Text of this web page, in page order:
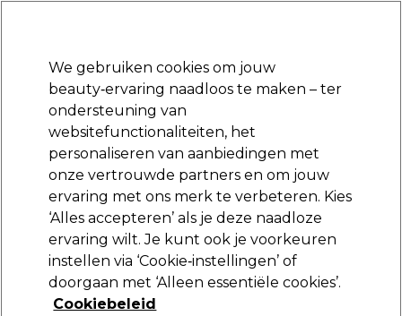
Aanmelden
Merken Deals Haar Elektra
Volgende dag geleverd*
Na verzending, maandag t/m vrijdag
Goldwell
Goldwell Colorance Cover Plus 7LL 60ml
20,25 €
We gebruiken cookies om jouw
beauty‑ervaring naadloos te maken – ter
ondersteuning van
websitefunctionaliteiten, het
personaliseren van aanbiedingen met
onze vertrouwde partners en om jouw
ervaring met ons merk te verbeteren. Kies
‘Alles accepteren’ als je deze naadloze
ervaring wilt. Je kunt ook je voorkeuren
instellen via ‘Cookie‑instellingen’ of
doorgaan met ‘Alleen essentiële cookies’.
Cookiebeleid